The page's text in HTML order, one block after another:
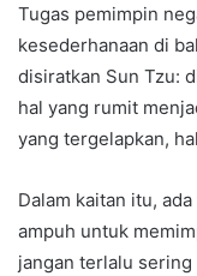
Tugas pemimpin
kesederhanaan di
disiratkan Sun Tzu:
hal yang rumit
yang tergelapkan,
Dalam kaitan itu,
ampuh untuk
jangan terlalu